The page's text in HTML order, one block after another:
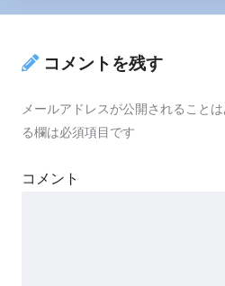
コメントを残す
メールアドレスが公開されることは
る欄は必須項目です
コメント